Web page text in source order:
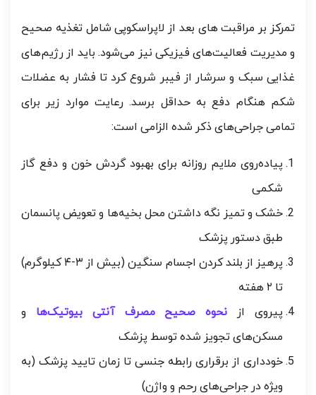
تمرکز بر مراقبت های بعد از لاپراسکوپی شامل تغذیه صحیح
و مدیریت فعالیت‌های فیزیکی نیز می‌شود. باید از رژیم‌های
غذایی سبک و سرشار از فیبر شروع کرد تا فشار به عضلات
شکم هنگام دفع به حداقل برسد. رعایت موارد زیر برای
تمامی جراحی‌های ذکر شده الزامی است:
پیاده‌روی ملایم روزانه برای بهبود گردش خون و دفع گاز
شکمی
خشک و تمیز نگه داشتن محل بخیه‌ها و تعویض پانسمان
طبق دستور پزشک
پرهیز از بلند کردن اجسام سنگین (بیش از ۳-۴ کیلوگرم)
تا ۲ هفته
پیروی از نحوه صحیح مصرف آنتی بیوتیک‌ها و
مسکن‌های تجویز شده توسط پزشک
خودداری از برقراری رابطه جنسی تا زمان تایید پزشک (به
ویژه در جراحی‌های رحم و واژن)